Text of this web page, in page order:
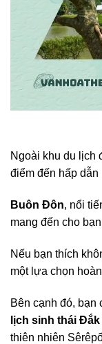
Ngoài khu du lịch
điểm đến hấp dẫn
Buôn Đôn, nổi
mang đến cho
Nếu bạn thích
một lựa chọn
Bên cạnh đó, bạn
lịch sinh thái
thiên nhiên